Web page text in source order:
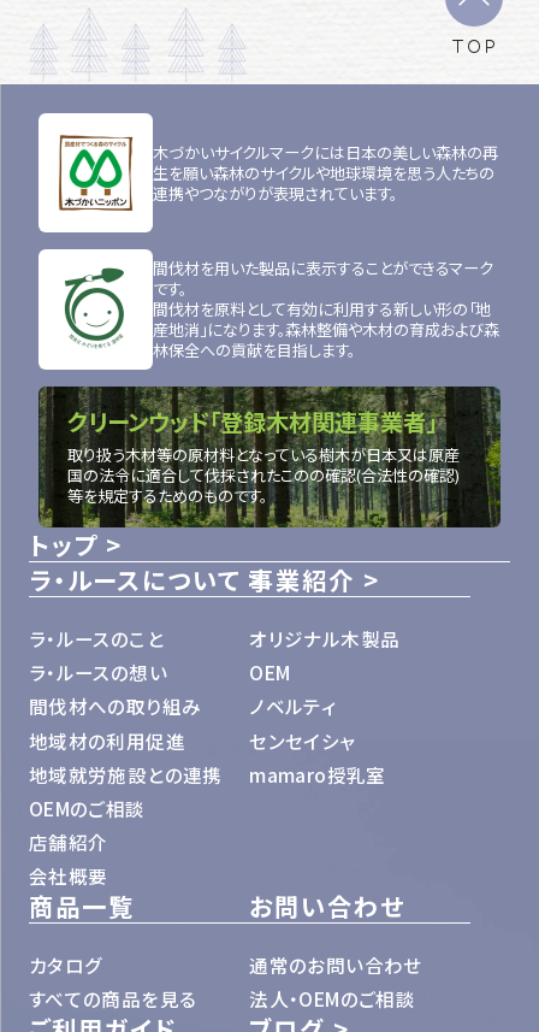
TOP
トップ
ラ・ルースについて
ラ・ルースのこと
ラ・ルースの想い
間伐材への取り組み
地域材の利用促進
地域就労施設との連携
OEMのご相談
店舗紹介
会社概要
事業紹介
オリジナル木製品
OEM
ノベルティ
センセイシャ
mamaro授乳室
商品一覧
カタログ
すべての商品を見る
お問い合わせ
通常のお問い合わせ
法人・OEMのご相談
木づかいサイクルマークには日本の美しい森林の再
生を願い森林のサイクルや地球環境を思う人たちの
連携やつながりが表現されています。
間伐材を用いた製品に表示することができるマーク
です。
間伐材を原料として有効に利用する新しい形の「地
産地消」になります。森林整備や木材の育成および森
林保全への貢献を目指します。
クリーンウッド「登録木材関連事業者」
取り扱う木材等の原材料となっている樹木が日本又は原産
国の法令に適合して伐採されたこのの確認(合法性の確認)
等を規定するためのものです。